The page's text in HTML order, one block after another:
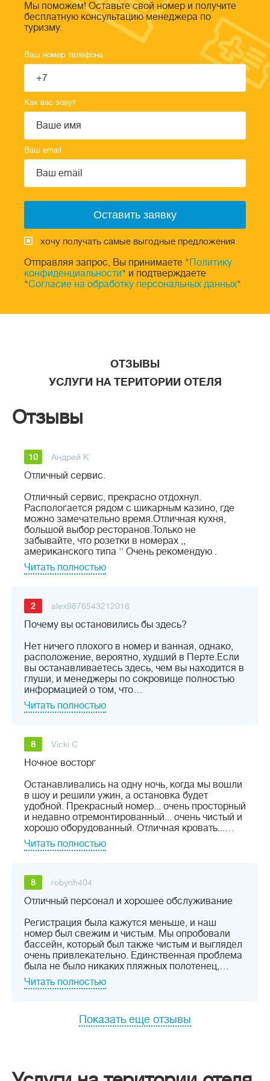
Мы поможем! Оставьте свой номер и получите
бесплатную консультацию менеджера по
туризму.
Ваш номер телефона
Как вас зовут
Ваш email
хочу получать самые выгодные предложения
Отправляя запрос, Вы принимаете " Политику
конфиденциальности" и подтверждаете
"Согласие на обработку персональных данных"
ОТЗЫВЫ
УСЛУГИ НА ТЕРИТОРИИ ОТЕЛЯ
Отзывы
10 Андрей К
Отличный сервис.
Отличный сервис, прекрасно отдохнул.
Распологается рядом с шикарным казино, где
можно замечательно время.Отличная кухня,
большой выбор ресторанов.Только не
забывайте, что розетки в номерах ,,
американского типа '' Очень рекомендую .
Читать полностью
2 alex9876543212016
Почему вы остановились бы здесь?
Нет ничего плохого в номер и ванная, однако,
расположение, вероятно, худший в Перте.Если
вы останавливаетесь здесь, чем вы находится в
глуши, и менеджеры по сокровище полностью
информацией о том, что…
Читать полностью
8 Vicki C
Ночное восторг
Останавливались на одну ночь, когда мы вошли
в шоу и решили ужин, а остановка будет
удобной. Прекрасный номер... очень просторный
и недавно отремонтированный... очень чистый и
хорошо оборудованный. Отличная кровать...…
Читать полностью
8 robynh404
Отличный персонал и хорошее обслуживание
Регистрация была кажутся меньше, и наш
номер был свежим и чистым. Мы опробовали
бассейн, который был также чистым и выглядел
очень привлекательно. Единственная проблема
была не было никаких пляжных полотенец,…
Читать полностью
Показать еще отзывы